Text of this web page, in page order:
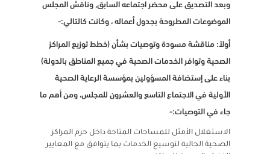
وبعد التصديق على محضر اجتماعه السابق, وناقش المجلس
الموضوعات المطروحة بجدول أعماله ، وكانت كالتالي:-
أولاً: مناقشة مسودة وتوصيات بشأن (خطط توزيع المراكز
الصحية وتوافر الخدمات الصحية في جميع المناطق بالدولة)
بناء على إستضافة المسؤولين بمؤسسة الرعاية الصحية
الأولية في الاجتماع التاسع والعشرون للمجلس، ومن أهم ما
جاء في التوصيات:-
الاستغلال الأمثل للمساحات المتاحة داخل حرم المراكز
الصحية الحالية لتوسيع الخدمات بما يتوافق مع المعايير